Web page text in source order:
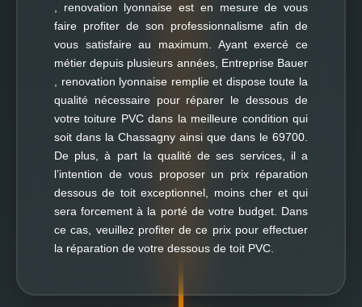
, renovation lyonnaise est en mesure de vous
faire profiter de son professionnalisme afin de
vous satisfaire au maximum. Ayant exercé ce
métier depuis plusieurs années, Entreprise Bauer
, renovation lyonnaise remplie et dispose toute la
qualité nécessaire pour réparer le dessous de
votre toiture PVC dans la meilleure condition qui
soit dans la Chassagny ainsi que dans le 69700.
De plus, à part la qualité de ses services, il a
l’intention de vous proposer un prix réparation
dessous de toit exceptionnel, moins cher et qui
sera forcement à la porté de votre budget. Dans
ce cas, veuillez profiter de ce prix pour effectuer
la réparation de votre dessous de toit PVC.